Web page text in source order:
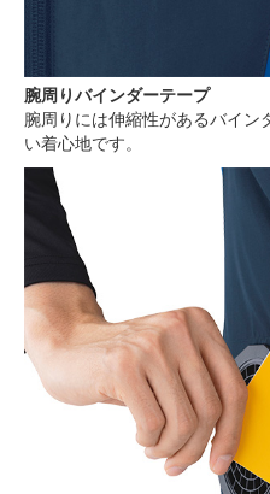
腕周りバインダーテープ
腕周りには伸縮性があるバイン
い着心地です。